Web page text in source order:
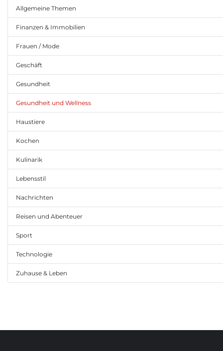
Allgemeine Themen
Finanzen & Immobilien
Frauen / Mode
Geschäft
Gesundheit
Gesundheit und Wellness
Haustiere
Kochen
Kulinarik
Lebensstil
Nachrichten
Reisen und Abenteuer
Sport
Technologie
Zuhause & Leben